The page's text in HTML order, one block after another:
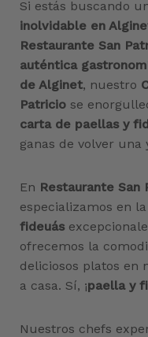
Si estás buscando
inolvidable en
Restaurante San
auténtica
de Alginet, nuestro
Patricio se
carta de paellas y
ganas de volver una
En Restaurante San
especializamos en
fideuás
ofrecemos la
deliciosos platos en
a casa. Sí, ¡paella y
Nuestros chefs